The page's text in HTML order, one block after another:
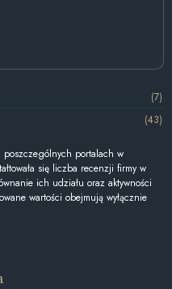
(7)
(43)
portalach w
się liczba recenzji firmy w
ich udziału oraz aktywności
wartości obejmują wyłącznie